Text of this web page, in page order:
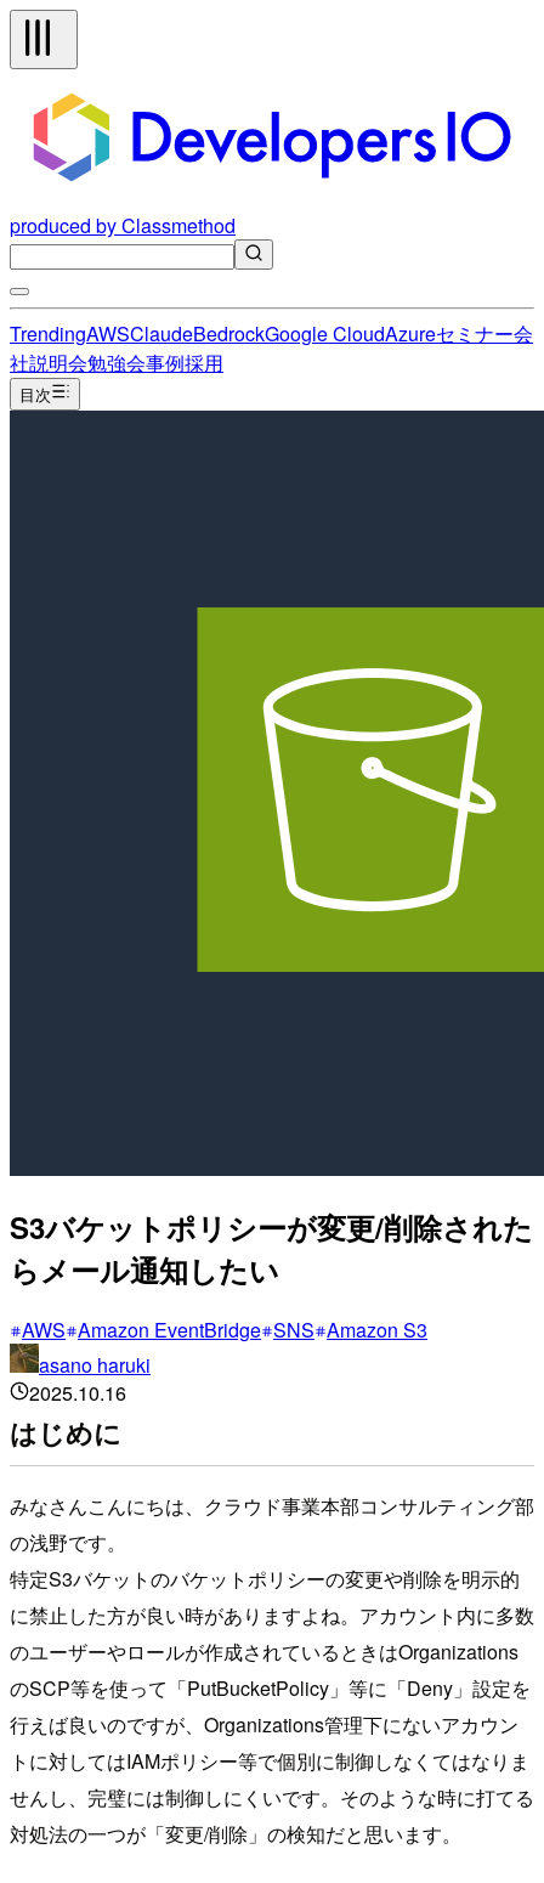
produced by Classmethod
TrendingAWSClaudeBedrockGoogle CloudAzureセミナー会
社説明会勉強会事例採用
目次
S3バケットポリシーが変更/削除された
らメール通知したい
AWS Amazon EventBridge SNS Amazon S3
asano haruki
2025.10.16
はじめに
みなさんこんにちは、クラウド事業本部コンサルティング部
の浅野です。
特定S3バケットのバケットポリシーの変更や削除を明示的
に禁止した方が良い時がありますよね。アカウント内に多数
のユーザーやロールが作成されているときはOrganizations
のSCP等を使って「PutBucketPolicy」等に「Deny」設定を
行えば良いのですが、Organizations管理下にないアカウン
トに対してはIAMポリシー等で個別に制御しなくてはなりま
せんし、完璧には制御しにくいです。そのような時に打てる
対処法の一つが「変更/削除」の検知だと思います。